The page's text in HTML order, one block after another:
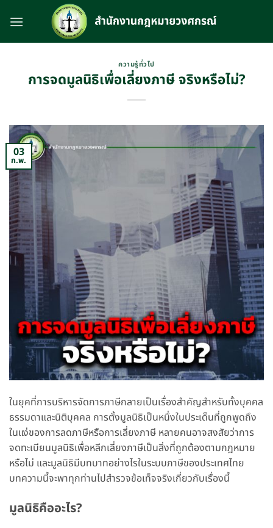
ความรู้ทั่วไป
การจดมูลนิธิเพื่อเลี่ยงภาษี จริงหรือไม่?
03
ก.พ.
ในยุคที่การบริหารจัดการภาษีกลายเป็นเรื่องสำคัญสำหรับทั้งบุคคล
ธรรมดาและนิติบุคคล การตั้งมูลนิธิเป็นหนึ่งในประเด็นที่ถูกพูดถึง
ในแง่ของการลดภาษีหรือการเลี่ยงภาษี หลายคนอาจสงสัยว่าการ
จดทะเบียนมูลนิธิเพื่อหลีกเลี่ยงภาษีเป็นสิ่งที่ถูกต้องตามกฎหมาย
หรือไม่ และมูลนิธิมีบทบาทอย่างไรในระบบภาษีของประเทศไทย
บทความนี้จะพาทุกท่านไปสำรวจข้อเท็จจริงเกี่ยวกับเรื่องนี้
มูลนิธิคืออะไร?